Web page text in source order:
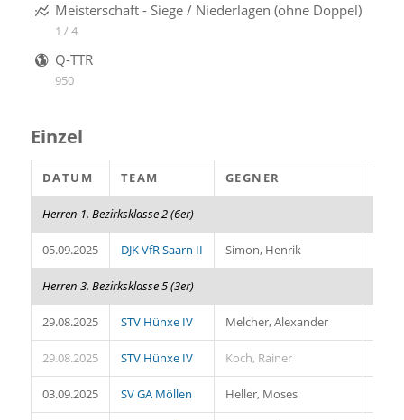
Meisterschaft - Siege / Niederlagen (ohne Doppel)
1 / 4
Q-TTR
950
Einzel
DATUM TEAM GEGNER
Herren 1. Bezirksklasse 2 (6er)
05.09.2025 DJK VfR Saarn II Simon, Henrik
Herren 3. Bezirksklasse 5 (3er)
29.08.2025 STV Hünxe IV Melcher, Alexander
29.08.2025 STV Hünxe IV Koch, Rainer
03.09.2025 SV GA Möllen Heller, Moses